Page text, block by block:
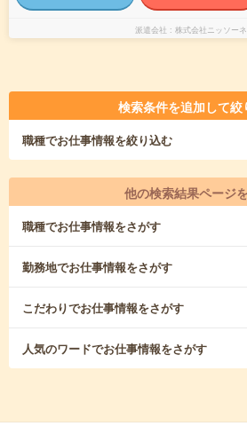
派遣会社 株式会社ニッソー
検索条件を追加して絞
職種でお仕事情報を絞り込む
他の検索結果ページ
職種でお仕事情報をさがす
勤務地でお仕事情報をさがす
こだわりでお仕事情報をさがす
人気のワードでお仕事情報をさがす